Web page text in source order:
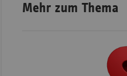
Mehr zum Thema